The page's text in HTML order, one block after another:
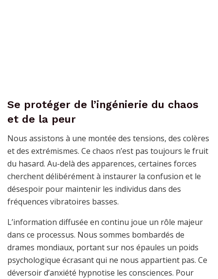
Se protéger de l’ingénierie du chaos
et de la peur
Nous assistons à une montée des tensions, des colères
et des extrémismes. Ce chaos n’est pas toujours le fruit
du hasard. Au-delà des apparences, certaines forces
cherchent délibérément à instaurer la confusion et le
désespoir pour maintenir les individus dans des
fréquences vibratoires basses.
L’information diffusée en continu joue un rôle majeur
dans ce processus. Nous sommes bombardés de
drames mondiaux, portant sur nos épaules un poids
psychologique écrasant qui ne nous appartient pas. Ce
déversoir d’anxiété hypnotise les consciences. Pour